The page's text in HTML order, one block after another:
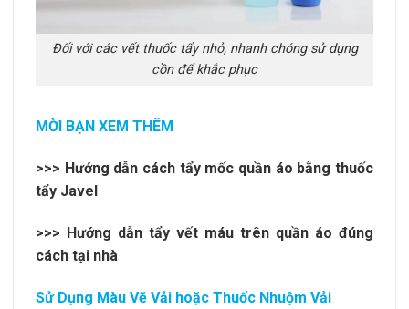
Đối với các vết thuốc tẩy nhỏ, nhanh chóng sử dụng
cồn để khắc phục
MỜI BẠN XEM THÊM
>>> Hướng dẫn cách tẩy mốc quần áo bằng thuốc
tẩy Javel
>>> Hướng dẫn tẩy vết máu trên quần áo đúng
cách tại nhà
Sử Dụng Màu Vẽ Vải hoặc Thuốc Nhuộm Vải